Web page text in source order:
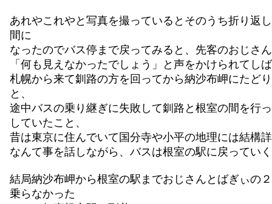
あれやこれやと写真を撮っているとそのうち折り返
間に
なったのでバス停まで戻ってみると、先客のおじさ
「何も見えなかったでしょう」と声をかけられてし
札幌から来て釧路の方を回ってから納沙布岬にたど
と、
途中バスの乗り継ぎに失敗して釧路と根室の間を行
していたこと、
昔は東京に住んでいて国分寺や小平の地理には結構
なんて事を話しながら、バスは根室の駅に戻ってい
結局納沙布岬から根室の駅までおじさんとばぎぃの
乗らなかった